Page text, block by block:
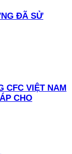
ĐÃ SỬ
CFC VIỆT NAM
CHO